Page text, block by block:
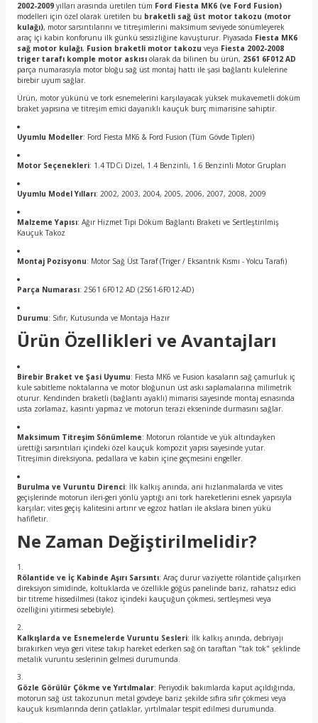
2002-2009 yılları arasında üretilen tüm Ford Fiesta MK6 (ve Ford Fusion)
modelleri için özel olarak üretilen bu braketli sağ üst motor takozu (motor
kulağı), motor sarsıntılarını ve titreşimlerini maksimum seviyede sönümleyerek
araç içi kabin konforunu ilk günkü sessizliğine kavuşturur. Piyasada Fiesta MK6
sağ motor kulağı, Fusion braketli motor takozu veya Fiesta 2002-2008
triger tarafı komple motor askısı olarak da bilinen bu ürün, 2S61 6F012 AD
parça numarasıyla motor bloğu sağ üst montaj hattı ile şasi bağlantı kulelerine
birebir uyum sağlar.
Ürün, motor yükünü ve tork esnemelerini karşılayacak yüksek mukavemetli döküm
braket yapısına ve titreşim emici dayanıklı kauçuk burç mimarisine sahiptir.
Uyumlu Modeller: Ford Fiesta MK6 & Ford Fusion (Tüm Gövde Tipleri)
Motor Seçenekleri: 1.4 TDCi Dizel, 1.4 Benzinli, 1.6 Benzinli Motor Grupları
Uyumlu Model Yılları: 2002, 2003, 2004, 2005, 2006, 2007, 2008, 2009
Malzeme Yapısı: Ağır Hizmet Tipi Döküm Bağlantı Braketi ve Sertleştirilmiş
Kauçuk Takoz
Montaj Pozisyonu: Motor Sağ Üst Taraf (Triger / Eksantrik Kısmı - Yolcu Tarafı)
Parça Numarası: 2S61 6F012 AD (2S61-6F012-AD)
Durumu: Sıfır, Kutusunda ve Montaja Hazır
Ürün Özellikleri ve Avantajları
Birebir Braket ve Şasi Uyumu: Fiesta MK6 ve Fusion kasaların sağ çamurluk iç
kule sabitleme noktalarına ve motor bloğunun üst askı saplamalarına milimetrik
oturur. Kendinden braketli (bağlantı ayaklı) mimarisi sayesinde montaj esnasında
usta zorlamaz, kasıntı yapmaz ve motorun terazi ekseninde durmasını sağlar.
Maksimum Titreşim Sönümleme: Motorun rölantide ve yük altındayken
ürettiği sarsıntıları içindeki özel kauçuk kompozit yapısı sayesinde yutar.
Titreşimin direksiyona, pedallara ve kabin içine geçmesini engeller.
Burulma ve Vuruntu Direnci: İlk kalkış anında, ani hızlanmalarda ve vites
geçişlerinde motorun ileri-geri yönlü yaptığı ani tork hareketlerini esnek yapısıyla
karşılar; vites geçiş kalitesini artırır ve egzoz hatları ile akslara binen yükü
hafifletir.
Ne Zaman Değiştirilmelidir?
Rölantide ve İç Kabinde Aşırı Sarsıntı: Araç durur vaziyette rölantide çalışırken
direksiyon simidinde, koltuklarda ve özellikle göğüs panelinde bariz, rahatsız edici
bir titreme hissedilmesi (takoz içindeki kauçuğun çökmesi, sertleşmesi veya
özelliğini yitirmesi sebebiyle).
Kalkışlarda ve Esnemelerde Vuruntu Sesleri: İlk kalkış anında, debriyajı
bırakırken veya geri vitese takıp hareket ederken sağ ön taraftan "tak tok" şeklinde
metalik vuruntu seslerinin gelmesi durumunda.
Gözle Görülür Çökme ve Yırtılmalar: Periyodik bakımlarda kaput açıldığında,
motorun sağ üst takozunun metal gövdeye bariz şekilde sıfıra sıfır çökmesi veya
kauçuk kısımlarında derin çatlaklar, yırtılmalar tespit edilmesi durumunda.